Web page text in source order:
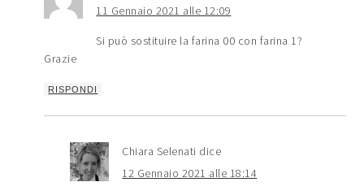
11 Gennaio 2021 alle 12:09
Si può sostituire la farina 00 con farina 1?
Grazie
RISPONDI
Chiara Selenati dice
12 Gennaio 2021 alle 18:14